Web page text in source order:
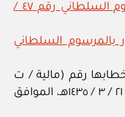
القانون المالي الصادر بالمرسوم السلطاني رقم ٤٧ /
بالمرسوم السلطاني
خطابها رقم (مالية / ت
(١١١٢) م د أ / ١ / ٤ / ٢٠١٤ / ٤٩٤٩) بتاريخ ٢١ / ٣ / ١٤٣٥هـ، الموافق